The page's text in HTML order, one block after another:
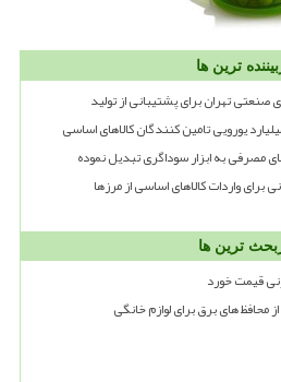
ترین ها
تهران برای پشتیبانی از تولید
مصرفی به ابزار سوداگری تبدیل نموده
ترین ها
محافظ های برق برای لوازم خانگی